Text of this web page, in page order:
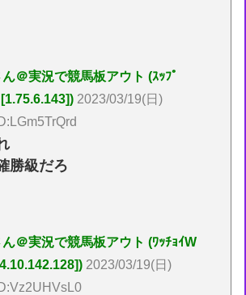
＠実況で競馬板アウト (ｽｯﾌﾟ
2023/03/19(日)
勝級だろ
＠実況で競馬板アウト (ﾜｯﾁｮｲW
2023/03/19(日)